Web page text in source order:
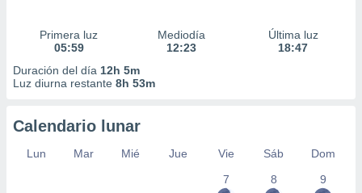
Primera luz
05:59
Mediodía
12:23
Última luz
18:47
Duración del día 12h 5m
Luz diurna restante 8h 53m
Calendario lunar
Lun Mar Mié Jue Vie Sáb
Dom
7
8 9